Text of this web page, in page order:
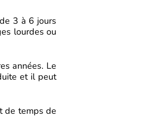
3 à 6 jours
lourdes ou
années. Le
et il peut
de temps de